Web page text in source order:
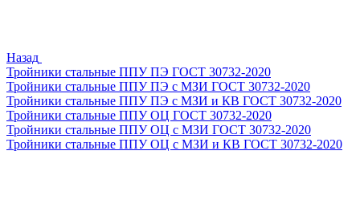
Назад
Тройники стальные ППУ ПЭ ГОСТ 30732-2020
Тройники стальные ППУ ПЭ с МЗИ ГОСТ 30732-2020
Тройники стальные ППУ ПЭ с МЗИ и КВ ГОСТ 30732-2020
Тройники стальные ППУ ОЦ ГОСТ 30732-2020
Тройники стальные ППУ ОЦ с МЗИ ГОСТ 30732-2020
Тройники стальные ППУ ОЦ с МЗИ и КВ ГОСТ 30732-2020